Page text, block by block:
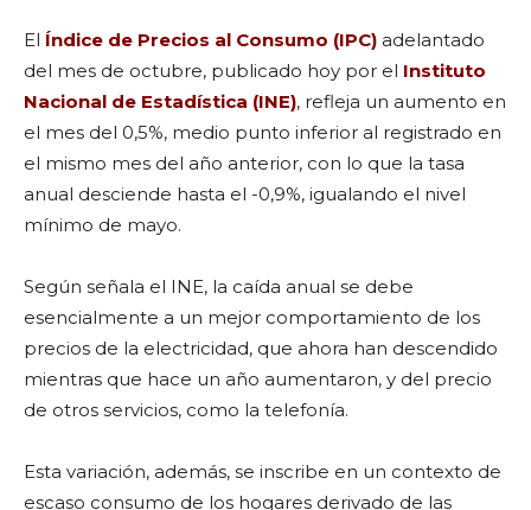
El Índice de Precios al Consumo (IPC) adelantado
del mes de octubre, publicado hoy por el Instituto
Nacional de Estadística (INE), refleja un aumento en
el mes del 0,5%, medio punto inferior al registrado en
el mismo mes del año anterior, con lo que la tasa
anual desciende hasta el -0,9%, igualando el nivel
mínimo de mayo.
Según señala el INE, la caída anual se debe
esencialmente a un mejor comportamiento de los
precios de la electricidad, que ahora han descendido
mientras que hace un año aumentaron, y del precio
de otros servicios, como la telefonía.
Esta variación, además, se inscribe en un contexto de
escaso consumo de los hogares derivado de las